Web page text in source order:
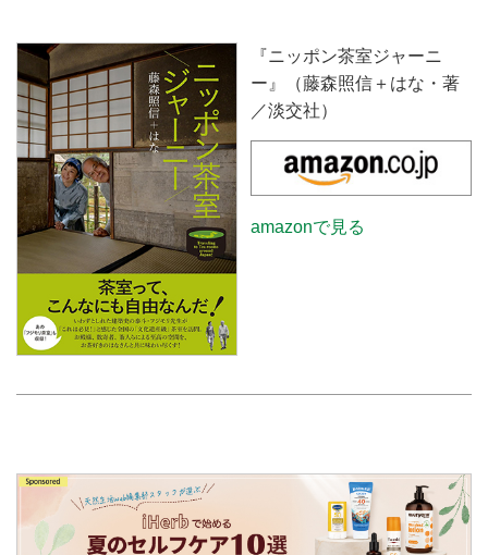
『ニッポン茶室ジャーニ
ー』（藤森照信＋はな・著
／淡交社）
amazonで見る